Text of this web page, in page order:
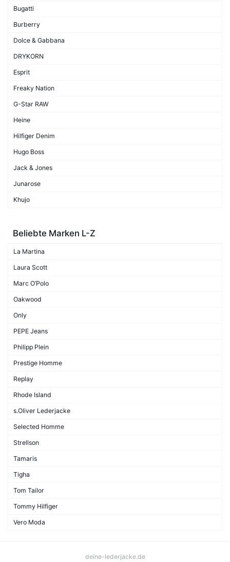
Bugatti
Burberry
Dolce & Gabbana
DRYKORN
Esprit
Freaky Nation
G-Star RAW
Heine
Hilfiger Denim
Hugo Boss
Jack & Jones
Junarose
Khujo
Beliebte Marken L-Z
La Martina
Laura Scott
Marc O’Polo
Oakwood
Only
PEPE Jeans
Philipp Plein
Prestige Homme
Replay
Rhode Island
s.Oliver Lederjacke
Selected Homme
Strellson
Tamaris
Tigha
Tom Tailor
Tommy Hilfiger
Vero Moda
deine-lederjacke.de